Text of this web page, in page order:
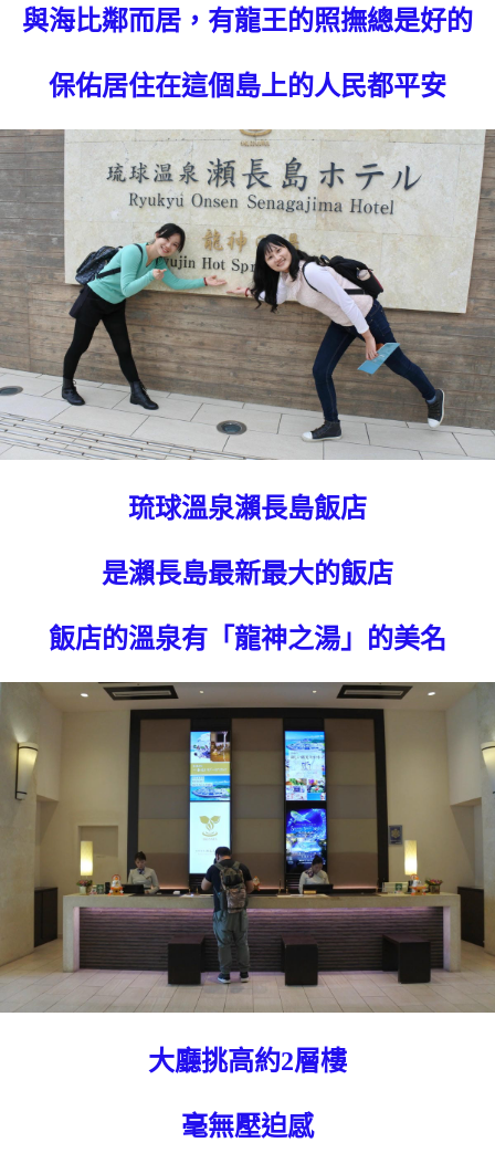
與海比鄰而居，有龍王的照撫總是好的
保佑居住在這個島上的人民都平安
琉球溫泉瀨長島飯店
是瀨長島最新最大的飯店
飯店的溫泉有「龍神之湯」的美名
大廳挑高約2層樓
毫無壓迫感